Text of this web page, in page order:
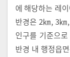
에 해당하는 레
반경은 2㎞, 3㎞
인구를 기준으
반경 내 행정읍